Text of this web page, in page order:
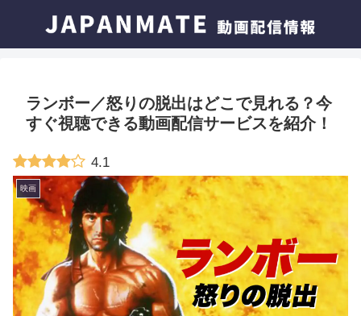
ランボー／怒りの脱出はどこで見れる？今
すぐ視聴できる動画配信サービスを紹介！
4.1
映画